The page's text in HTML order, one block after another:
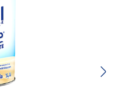
Previous